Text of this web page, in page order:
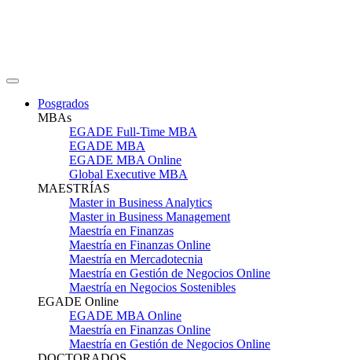
Posgrados
MBAs
EGADE Full-Time MBA
EGADE MBA
EGADE MBA Online
Global Executive MBA
MAESTRÍAS
Master in Business Analytics
Master in Business Management
Maestría en Finanzas
Maestría en Finanzas Online
Maestría en Mercadotecnia
Maestría en Gestión de Negocios Online
Maestría en Negocios Sostenibles
EGADE Online
EGADE MBA Online
Maestría en Finanzas Online
Maestría en Gestión de Negocios Online